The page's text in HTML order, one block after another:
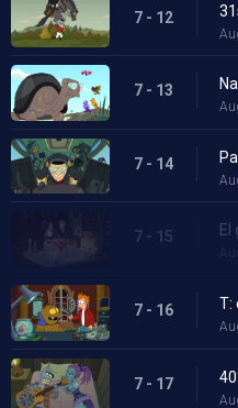
7 - 12
7 - 13
7 - 14
7 - 15 El
7 - 16 T:
7 - 17